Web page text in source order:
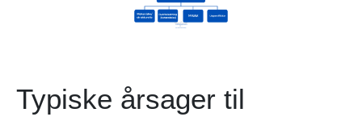
Typiske årsager til